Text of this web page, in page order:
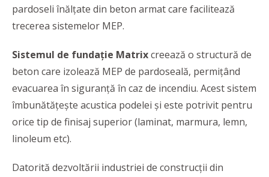
pardoseli înălțate din beton armat care facilitează
trecerea sistemelor MEP.
Sistemul de fundație Matrixcreează o structură de
beton care izolează MEP de pardoseală, permițând
evacuarea în siguranță în caz de incendiu. Acest sistem
îmbunătățește acustica podelei și este potrivit pentru
orice tip de finisaj superior (laminat, marmura, lemn,
linoleum etc).
Datorită dezvoltării industriei de construcții din